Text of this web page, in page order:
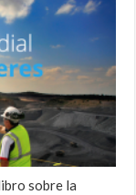
sobre la